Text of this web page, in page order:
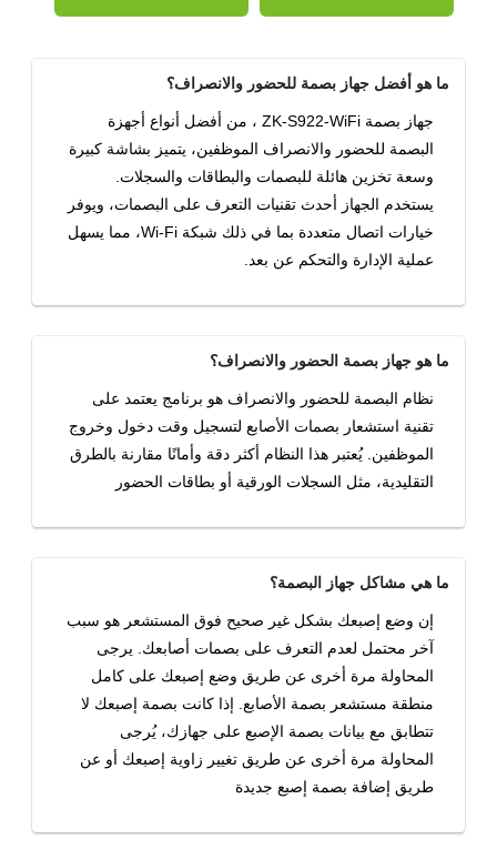
ما هو أفضل جهاز بصمة للحضور والانصراف؟
جهاز بصمة ZK-S922-WiFi ، من أفضل أنواع أجهزة
البصمة للحضور والانصراف الموظفين، يتميز بشاشة كبيرة
وسعة تخزين هائلة للبصمات والبطاقات والسجلات.
يستخدم الجهاز أحدث تقنيات التعرف على البصمات، ويوفر
خيارات اتصال متعددة بما في ذلك شبكة Wi-Fi، مما يسهل
عملية الإدارة والتحكم عن بعد.
ما هو جهاز بصمة الحضور والانصراف؟
نظام البصمة للحضور والانصراف هو برنامج يعتمد على
تقنية استشعار بصمات الأصابع لتسجيل وقت دخول وخروج
الموظفين. يُعتبر هذا النظام أكثر دقة وأمانًا مقارنة بالطرق
التقليدية، مثل السجلات الورقية أو بطاقات الحضور
ما هي مشاكل جهاز البصمة؟
إن وضع إصبعك بشكل غير صحيح فوق المستشعر هو سبب
آخر محتمل لعدم التعرف على بصمات أصابعك. يرجى
المحاولة مرة أخرى عن طريق وضع إصبعك على كامل
منطقة مستشعر بصمة الأصابع. إذا كانت بصمة إصبعك لا
تتطابق مع بيانات بصمة الإصبع على جهازك، يُرجى
المحاولة مرة أخرى عن طريق تغيير زاوية إصبعك أو عن
طريق إضافة بصمة إصبع جديدة